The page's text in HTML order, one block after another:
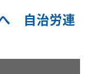
自治労連